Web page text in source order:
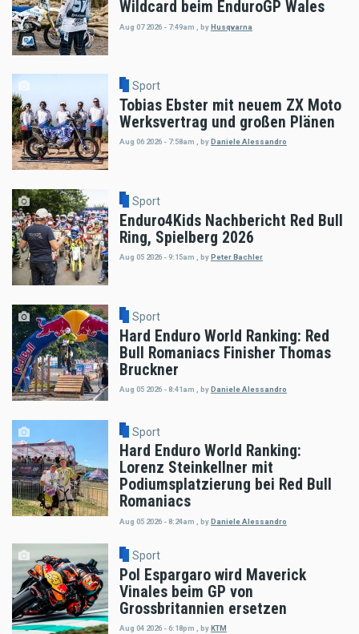
Wildcard beim EnduroGP Wales
Aug 07 2026 - 7:49am byHusqvarna
Sport
Tobias Ebster mit neuem ZX Moto
Werksvertrag und großen Plänen
Aug 06 2026 - 7:58am , by Daniele Alessandro
Sport
Enduro4Kids Nachbericht Red Bull
Ring, Spielberg 2026
Aug 05 2026 - 9:15am byPeter Bachler
Sport
Hard Enduro World Ranking: Red
Bull Romaniacs Finisher Thomas
Bruckner
Aug 05 2026 - 8:41am byDaniele Alessandro
Sport
Hard Enduro World Ranking:
Lorenz Steinkellner mit
Podiumsplatzierung bei Red Bull
Romaniacs
Aug 05 2026 - 8:24am byDaniele Alessandro
Sport
Pol Espargaro wird Maverick
Vinales beim GP von
Grossbritannien ersetzen
Aug 04 2026 - 6:18pm , by KTM